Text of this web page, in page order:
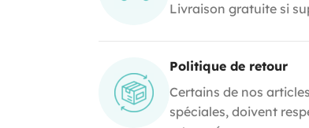
Livraison gratuite si
Politique de retour
Certains de nos
spéciales, doivent